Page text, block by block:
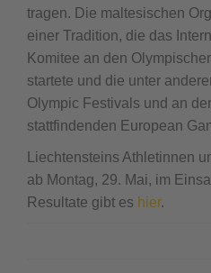
tragen. Die maltesischen
einer Tradition, die das
Komitee an den
startete und die unter
Olympic Festivals und an
stattfindenden European
Liechtensteins Athletinnen
ab Montag, 29. Mai, im
Resultate gibt es hier.